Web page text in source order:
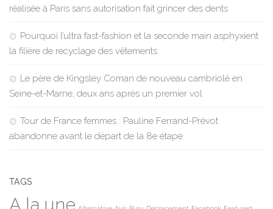
réalisée à Paris sans autorisation fait grincer des dents
Pourquoi l’ultra fast-fashion et la seconde main asphyxient
la filière de recyclage des vêtements
Le père de Kingsley Coman de nouveau cambriolé en
Seine-et-Marne, deux ans après un premier vol
Tour de France femmes : Pauline Ferrand-Prévot
abandonne avant le départ de la 8e étape
TAGS
A la une